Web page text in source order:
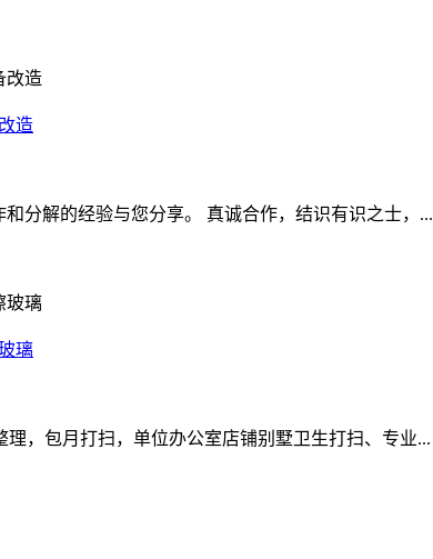
造
分解的经验与您分享。 真诚合作，结识有识之士，...
璃
，包月打扫，单位办公室店铺别墅卫生打扫、专业...